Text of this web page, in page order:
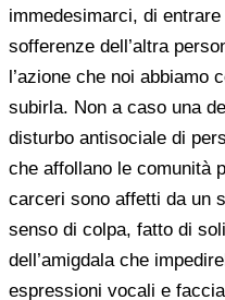
immedesimarci, di
sofferenze dell’altra
l’azione che noi abbiamo
subirla. Non a caso una
disturbo antisociale di
che affollano le comunità
carceri sono affetti da un
senso di colpa, fatto di
dell’amigdala che
espressioni vocali e